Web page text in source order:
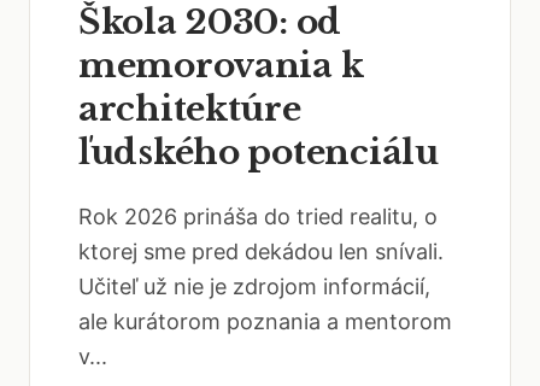
Škola 2030: od
memorovania k
architektúre
ľudského potenciálu
Rok 2026 prináša do tried realitu, o
ktorej sme pred dekádou len snívali.
Učiteľ už nie je zdrojom informácií,
ale kurátorom poznania a mentorom
v...